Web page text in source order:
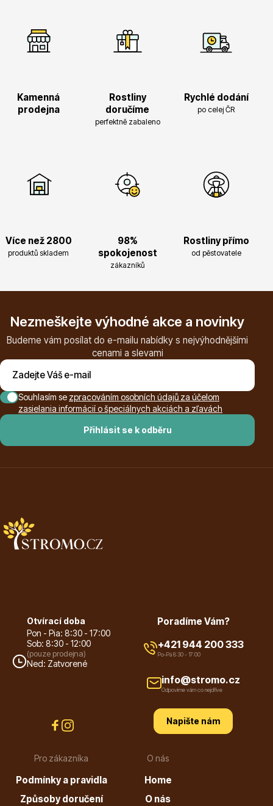
Bylinky do kuchyně
Ovocné stromy
Okrasné trávy
Okrasné keře
Plazivé rostliny
Popínavé rostliny
Kamenná
prodejna
Rostliny
doručíme
perfektně zabaleno
Rychlé dodání
po celej ČR
Více než 2800
produktů skladem
98%
spokojenost
zákazníků
Rostliny přímo
od pěstovatele
Nezmeškejte výhodné akce a novinky
Budeme vám posílat do e-mailu nabídky s nejvýhodnějšími
cenami a slevami
Přihlásit se k odběru
Souhlasím se zpracováním osobních údajů za účelom
zasielania informácií o špeciálnych akciách a zľavách
Otvírací doba
Pon - Pia: 8:30 - 17:00
Sob: 8:30 - 12:00
(pouze prodejna)
Ned: Zatvorené
Pro zákazníka
Podmínky a pravidla
Způsoby doručení
O nás
Home
O nás
Poradíme Vám?
+421 944 200 333
Po-Pá 8:30 - 17:00
info@stromo.cz
Odpovíme vám co nejdříve
Napište nám